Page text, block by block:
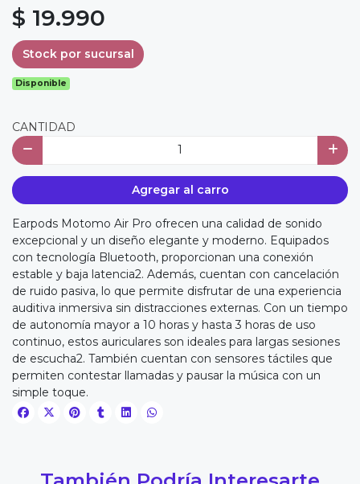
$ 19.990
Stock por sucursal
Disponible
CANTIDAD
Agregar al carro
Earpods Motomo Air Pro ofrecen una calidad de sonido
excepcional y un diseño elegante y moderno. Equipados
con tecnología Bluetooth, proporcionan una conexión
estable y baja latencia2. Además, cuentan con cancelación
de ruido pasiva, lo que permite disfrutar de una experiencia
auditiva inmersiva sin distracciones externas. Con un tiempo
de autonomía mayor a 10 horas y hasta 3 horas de uso
continuo, estos auriculares son ideales para largas sesiones
de escucha2. También cuentan con sensores táctiles que
permiten contestar llamadas y pausar la música con un
simple toque.